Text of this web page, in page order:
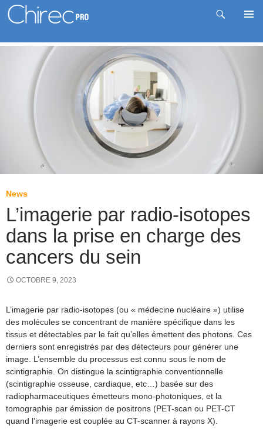
Recherche
News
L’imagerie par radio-isotopes
dans la prise en charge des
cancers du sein
OCTOBRE 9, 2023
L’imagerie par radio-isotopes (ou « médecine nucléaire ») utilise
des molécules se concentrant de manière spécifique dans les
tissus et détectables par le fait qu’elles émettent des photons. Ces
derniers sont enregistrés par des détecteurs pour générer une
image. L’ensemble du processus est connu sous le nom de
scintigraphie. On distingue la scintigraphie conventionnelle
(scintigraphie osseuse, cardiaque, etc…) basée sur des
radiopharmaceutiques émetteurs mono-photoniques, et la
tomographie par émission de positrons (PET-scan ou PET-CT
quand l’imagerie est couplée au CT-scanner à rayons X).